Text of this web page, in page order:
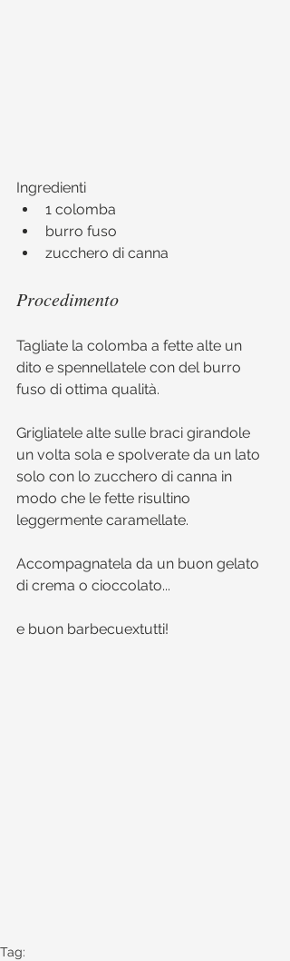
Ingredienti
1 colomba
burro fuso
zucchero di canna
Procedimento
Tagliate la colomba a fette alte un
dito e spennellatele con del burro
fuso di ottima qualità.
Grigliatele alte sulle braci girandole
un volta sola e spolverate da un lato
solo con lo zucchero di canna in
modo che le fette risultino
leggermente caramellate.
Accompagnatela da un buon gelato
di crema o cioccolato...
e buon barbecuextutti!
Tag: